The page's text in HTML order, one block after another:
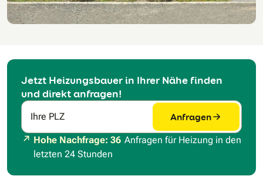
Jetzt Heizungsbauer in Ihrer Nähe finden
und direkt anfragen!
Ihre PLZ Anfragen
Hohe Nachfrage: 36 Anfragen für Heizung in den
letzten 24 Stunden